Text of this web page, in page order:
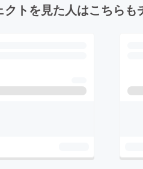
クトを見た人はこちらも